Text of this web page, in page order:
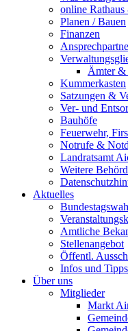
online
Planen / Bauen
Finanzen
Ämter &
Kummerkasten
Satzungen &
Ver- und
Bauhöfe
Feuerwehr,
Notrufe &
Landratsamt
Weitere
Aktuelles
Amtliche
Stellenangebot
Öffentl.
Infos und Tipps
Über uns
Mitglieder
Markt